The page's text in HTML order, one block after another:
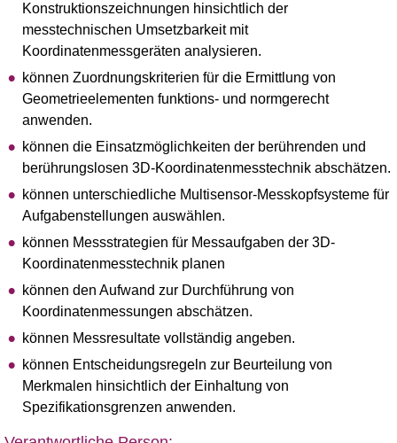
Konstruktionszeichnungen hinsichtlich der
messtechnischen Umsetzbarkeit mit
Koordinatenmessgeräten analysieren.
können Zuordnungskriterien für die Ermittlung von
Geometrieelementen funktions- und normgerecht
anwenden.
können die Einsatzmöglichkeiten der berührenden und
berührungslosen 3D-Koordinatenmesstechnik abschätzen.
können unterschiedliche Multisensor-Messkopfsysteme für
Aufgabenstellungen auswählen.
können Messstrategien für Messaufgaben der 3D-
Koordinatenmesstechnik planen
können den Aufwand zur Durchführung von
Koordinatenmessungen abschätzen.
können Messresultate vollständig angeben.
können Entscheidungsregeln zur Beurteilung von
Merkmalen hinsichtlich der Einhaltung von
Spezifikationsgrenzen anwenden.